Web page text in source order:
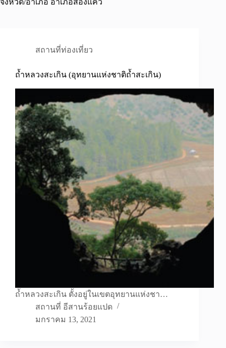
สถานที่ท่องเที่ยว
ถ้ำหลวงสะเกิน (อุทยานแห่งชาติถ้ำสะเกิน)
ถ้ำหลวงสะเกิน ตั้งอยู่ในเขตอุทยานแห่งชา…
สถานที่ อีสานร้อยแปด
มกราคม 13, 2021